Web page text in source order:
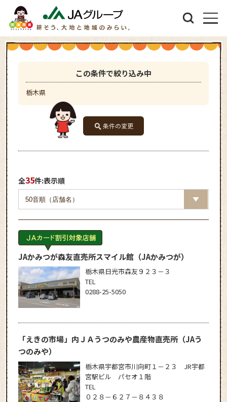
この条件で絞り込み中
栃木県
条件の変更
全35件:表示順
JAかみつが森友直売所スマイル館（JAかみつが）
栃木県日光市森友９２３－３
TEL
0288-25-5050
「えきの市場」内ＪＡうつのみや農産物直売所（JAう
つのみや）
栃木県宇都宮市川向町１－２３ JR宇都
宮駅ビル パセオ１階
TEL
０２８－６２７－８４３８